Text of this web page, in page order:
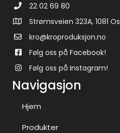
22 02 69 80
Strømsveien 323A, 1081
kro@kroproduksjon.no
Følg oss på Facebook!
Følg oss på Instagram!
Navigasjon
Hjem
Produkter